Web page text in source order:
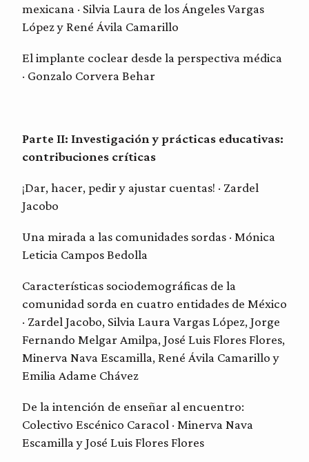
mexicana · Silvia Laura de los Ángeles Vargas
López y René Ávila Camarillo
El implante coclear desde la perspectiva médica
· Gonzalo Corvera Behar
Parte II: Investigación y prácticas educativas:
contribuciones críticas
¡Dar, hacer, pedir y ajustar cuentas! · Zardel
Jacobo
Una mirada a las comunidades sordas · Mónica
Leticia Campos Bedolla
Características sociodemográficas de la
comunidad sorda en cuatro entidades de México
· Zardel Jacobo, Silvia Laura Vargas López, Jorge
Fernando Melgar Amilpa, José Luis Flores Flores,
Minerva Nava Escamilla, René Ávila Camarillo y
Emilia Adame Chávez
De la intención de enseñar al encuentro:
Colectivo Escénico Caracol · Minerva Nava
Escamilla y José Luis Flores Flores